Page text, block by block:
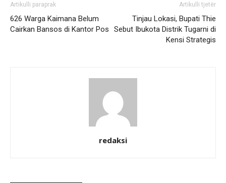
Artikulli paraprak
626 Warga Kaimana Belum
Cairkan Bansos di Kantor Pos
Artikulli tjetër
Tinjau Lokasi, Bupati Thie
Sebut Ibukota Distrik Tugarni di
Kensi Strategis
redaksi